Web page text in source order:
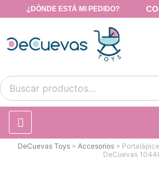
¿DÓNDE ESTÁ MI PEDIDO?
DeCuevas Toys Accesorios
DeCuevas